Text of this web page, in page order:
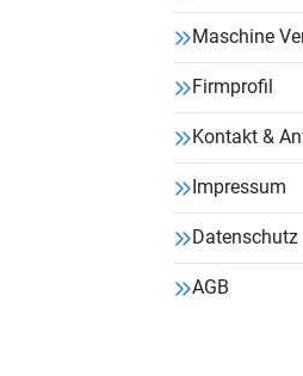
Maschine
Firmprofil
Kontakt &
Impressum
Datenschutz
AGB